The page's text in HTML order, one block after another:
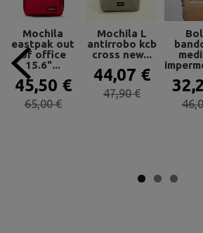
Mochila
eastpak out
of office
15.6"...
45,50 €
65,00 €
Mochila L
antirrobo kcb
cross new...
44,07 €
47,90 €